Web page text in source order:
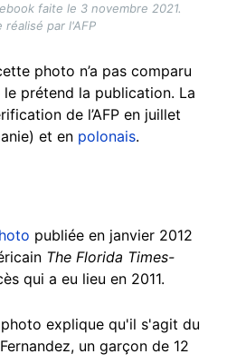
faite le 3 novembre 2021.
réalisé par l'AFP
photo n’a pas comparu
prétend la publication. La
de l’AFP en juillet
et en polonais.
publiée en janvier 2012
The Florida Times-
qui a eu lieu en 2011.
explique qu'il s'agit du
un garçon de 12